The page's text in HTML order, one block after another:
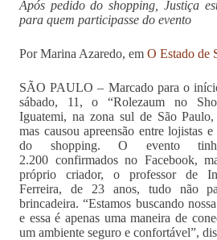
Após pedido do shopping, Justiça
para quem participasse do evento
Por Marina Azaredo, em O Estado de
SÃO PAULO – Marcado para o
sábado, 11, o “Rolezaum no
Iguatemi, na zona sul de São Paulo,
mas causou apreensão entre lojistas
do shopping. O evento
2.200 confirmados no Facebook,
próprio criador, o professor de
Ferreira, de 23 anos, tudo não
brincadeira. “Estamos buscando
e essa é apenas uma maneira de
um ambiente seguro e confortável”,